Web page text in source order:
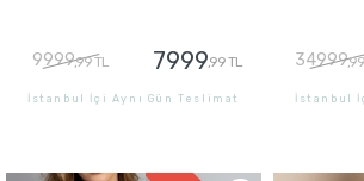
9999,99 TL 7999,99 TL
İstanbul İçi Aynı Gün Teslimat
34999
İstanbul